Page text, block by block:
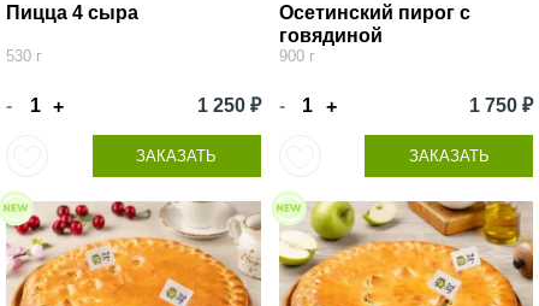
Пицца 4 сыра
530 г
- + 1 250 ₽
ЗАКАЗАТЬ
Осетинский пирог с
говядиной
900 г
- + 1 750 ₽
ЗАКАЗАТЬ